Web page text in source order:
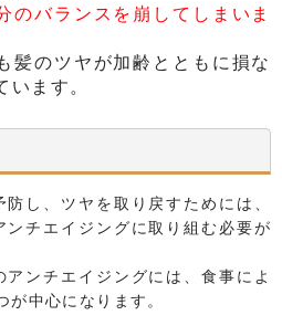
のバランスを崩してしまいま
髪のツヤが加齢とともに損な
います。
し、ツヤを取り戻すためには、
ンチエイジングに取り組む必要が
ンチエイジングには、食事によ
が中心になります。